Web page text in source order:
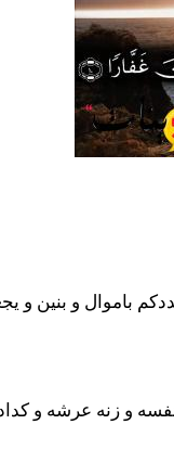
باموال و بنين و
و زنه عرشه و